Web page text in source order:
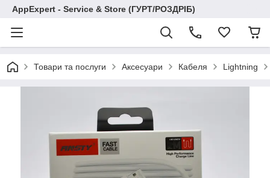
AppExpert - Service & Store (ГУРТ/РОЗДРІБ)
Товари та послуги Аксесуари Кабеля Lightning